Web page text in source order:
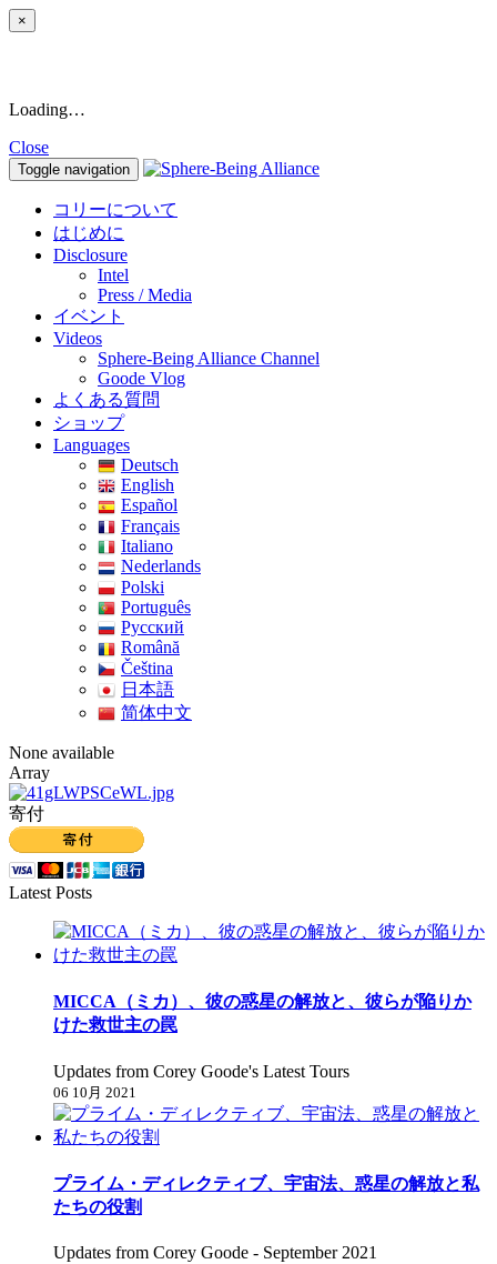
×
Loading…
Close
Toggle navigation
コリーについて
はじめに
Disclosure
Intel
Press / Media
イベント
Videos
Sphere-Being Alliance Channel
Goode Vlog
よくある質問
ショップ
Languages
Deutsch
English
Español
Français
Italiano
Nederlands
Polski
Português
Pусский
Română
Čeština
日本語
简体中文
None available
Array
寄付
Latest Posts
MICCA（ミカ）、彼の惑星の解放と、彼らが陥りか
けた救世主の罠
Updates from Corey Goode's Latest Tours
06 10月 2021
プライム・ディレクティブ、宇宙法、惑星の解放と私
たちの役割
Updates from Corey Goode - September 2021